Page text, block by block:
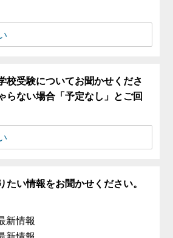
校受験についてお聞かせくださ
らない場合「予定なし」とご回
たい情報をお聞かせください。
新情報